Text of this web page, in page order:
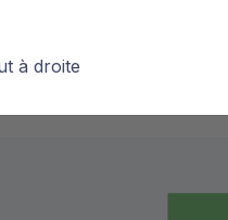
à droite